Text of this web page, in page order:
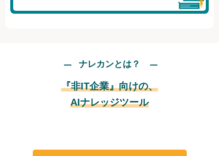
ナレカンとは？
『非IT企業』向けの、
AIナレッジツール